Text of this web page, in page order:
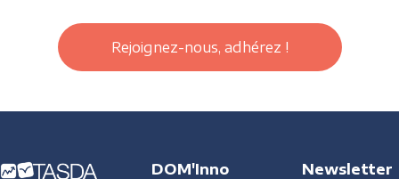
Rejoignez-nous, adhérez !
DOM'Inno Newsletter